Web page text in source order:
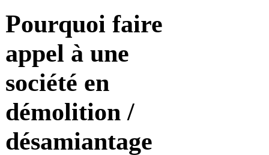
Pourquoi faire
appel à une
société en
démolition /
désamiantage